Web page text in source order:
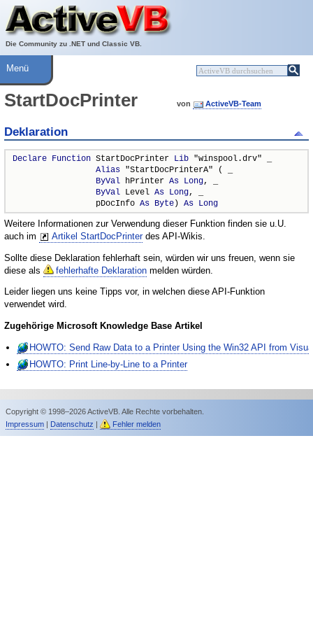
Die Community zu .NET und Classic VB.
Über ActiveVB
Hilfe
Menü
StartDocPrinter von ActiveVB-Team
Deklaration
Declare Function StartDocPrinter Lib "winspool.drv" _
Alias "StartDocPrinterA" ( _
ByVal hPrinter As Long, _
ByVal Level As Long, _
                 pDocInfo
As Byte) As Long
Weitere Informationen zur Verwendung dieser Funktion finden sie u.U.
auch im
Artikel StartDocPrinterdes API-Wikis.
Sollte diese Deklaration fehlerhaft sein, würden wir uns freuen, wenn sie
diese als
fehlerhafte Deklaration melden würden.
Leider liegen uns keine Tipps vor, in welchen diese API-Funktion
verwendet wird.
Zugehörige Microsoft Knowledge Base Artikel
HOWTO: Send Raw Data to a Printer Using the Win32 API from
HOWTO: Print Line-by-Line to a Printer
Copyright © 1998–2026 ActiveVB. Alle Rechte vorbehalten.
Impressum| Datenschutz | Fehler melden